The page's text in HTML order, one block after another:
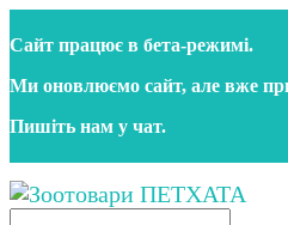
до
контенту
Сайт працює в бета‑режимі.
Ми оновлюємо сайт, але вже
Пишіть нам у чат.